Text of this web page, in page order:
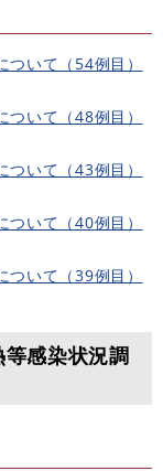
いて（54例目）
いて（48例目）
いて（43例目）
いて（40例目）
いて（39例目）
感染状況調